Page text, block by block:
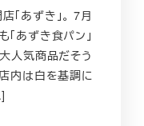
あずき」。 7月
あずき食パン」
人気商品だそう
内は白を基調に